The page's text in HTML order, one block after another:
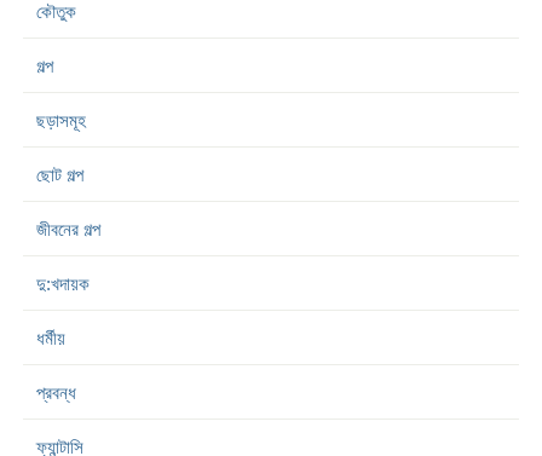
কৌতুক
গল্প
ছড়াসমূহ
ছোট গল্প
জীবনের গল্প
দু:খদায়ক
ধর্মীয়
প্রবন্ধ
ফ্যান্টাসি